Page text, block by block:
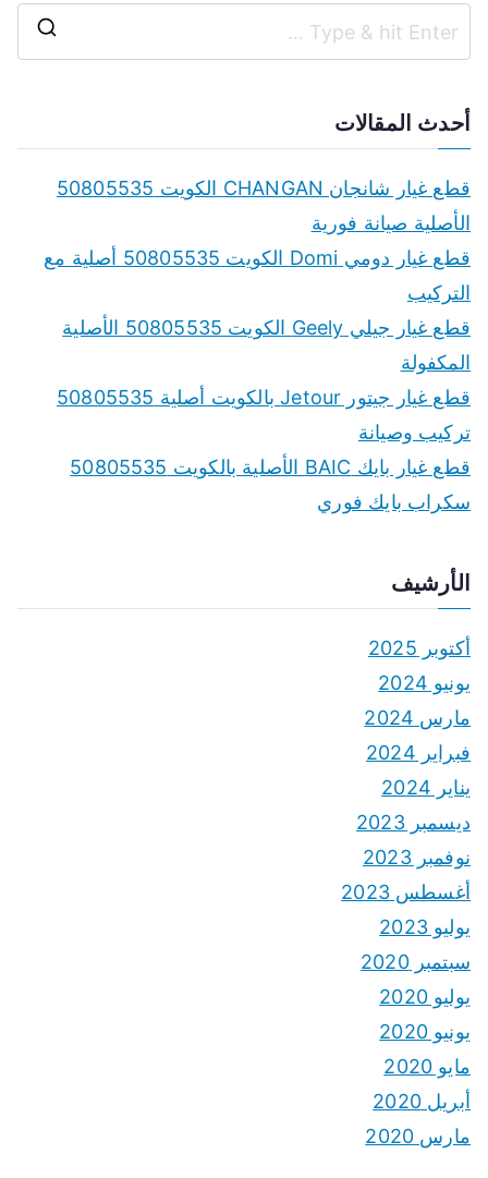
r
أحدث المقالات
قطع غيار شانجان CHANGAN الكويت 50805535
الأصلية صيانة فورية
قطع غيار دومي Domi الكويت 50805535 أصلية مع
التركيب
قطع غيار جيلي Geely الكويت 50805535 الأصلية
المكفولة
قطع غيار جيتور Jetour بالكويت أصلية 50805535
تركيب وصيانة
قطع غيار بايك BAIC الأصلية بالكويت 50805535
سكراب بايك فوري
الأرشيف
أكتوبر 2025
يونيو 2024
مارس 2024
فبراير 2024
يناير 2024
ديسمبر 2023
نوفمبر 2023
أغسطس 2023
يوليو 2023
سبتمبر 2020
يوليو 2020
يونيو 2020
مايو 2020
أبريل 2020
مارس 2020